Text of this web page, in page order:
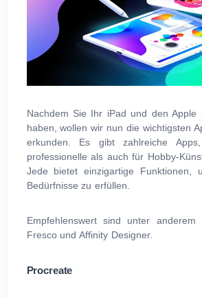
Nachdem Sie Ihr iPad und den Apple
haben, wollen wir nun die wichtigsten
erkunden. Es gibt zahlreiche
professionelle als auch für Hobby-
Jede bietet einzigartige Funktionen,
Bedürfnisse zu erfüllen.
Empfehlenswert sind unter anderem
Fresco und Affinity Designer.
Procreate